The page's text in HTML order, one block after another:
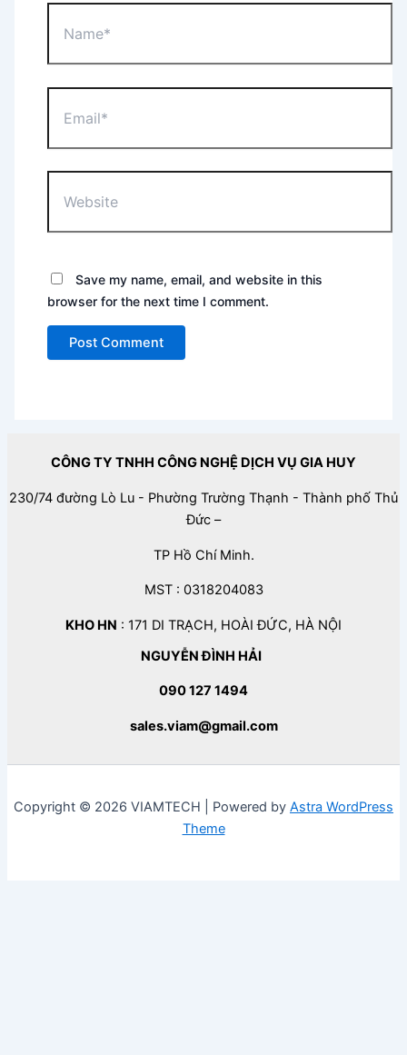
Save my name, email, and website in this
browser for the next time I comment.
CÔNG TY TNHH CÔNG NGHỆ DỊCH VỤ GIA HUY
230/74 đường Lò Lu - Phường Trường Thạnh - Thành phố Thủ
Đức –
TP Hồ Chí Minh.
MST : 0318204083
KHO HN : 171 DI TRẠCH, HOÀI ĐỨC, HÀ NỘI
NGUYỄN ĐÌNH HẢI
090 127 1494
sales.viam@gmail.com
Copyright © 2026 VIAMTECH | Powered by Astra WordPress
Theme